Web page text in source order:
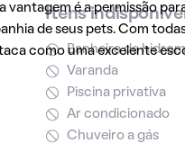
vantagem é a permissão
de seus pets. Com
como uma excelente
Itens
Banheira de
Varanda
Piscina privativa
Ar condicionado
Chuveiro a gás